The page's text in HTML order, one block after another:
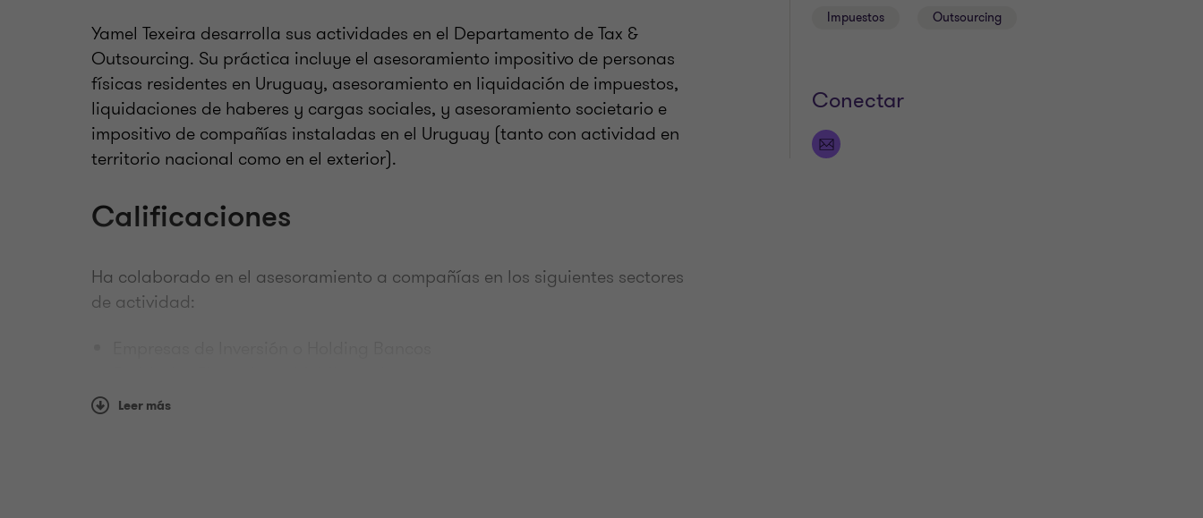
Yamel Texeira desarrolla sus actividades en el Departamento de Tax &
Outsourcing. Su práctica incluye el asesoramiento impositivo de personas
físicas residentes en Uruguay, asesoramiento en liquidación de impuestos,
liquidaciones de haberes y cargas sociales, y asesoramiento societario e
impositivo de compañías instaladas en el Uruguay (tanto con actividad en
territorio nacional como en el exterior).
Calificaciones
Ha colaborado en el asesoramiento a compañías en los siguientes sectores
de actividad:
Agencias de Crédito Consumo
Leer más
Impuestos Outsourcing
Conectar